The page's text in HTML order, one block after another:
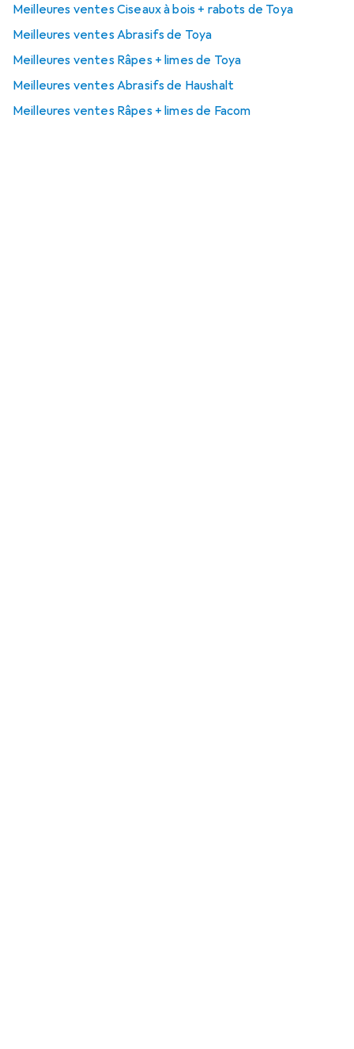
Meilleures ventes Ciseaux à bois + rabots de Toya
Meilleures ventes Abrasifs de Toya
Meilleures ventes Râpes + limes de Toya
Meilleures ventes Abrasifs de Haushalt
Meilleures ventes Râpes + limes de Facom